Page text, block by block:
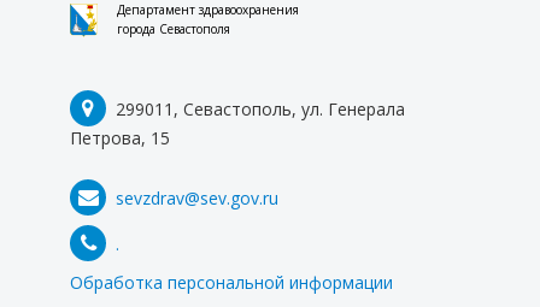
Департамент здравоохранения
города Севастополя
299011, Севастополь, ул. Генерала
Петрова, 15
sevzdrav@sev.gov.ru
.
Обработка персональной информации